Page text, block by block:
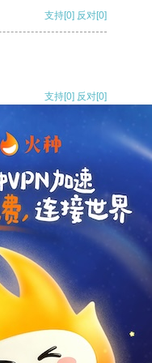
支持[0] 反对[0]
支持[0] 反对[0]
支持[0] 反对
支持
反对 [0]